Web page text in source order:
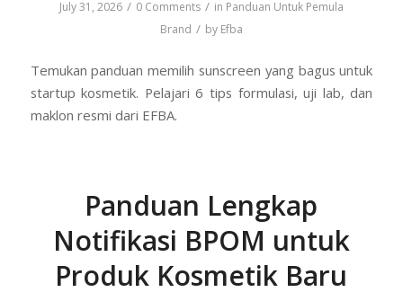
July 31, 2026 / 0 Comments / in Panduan Untuk Pemula
Brand / by Efba
Temukan panduan memilih sunscreen yang bagus untuk
startup kosmetik. Pelajari 6 tips formulasi, uji lab, dan
maklon resmi dari EFBA.
Panduan Lengkap
Notifikasi BPOM untuk
Produk Kosmetik Baru